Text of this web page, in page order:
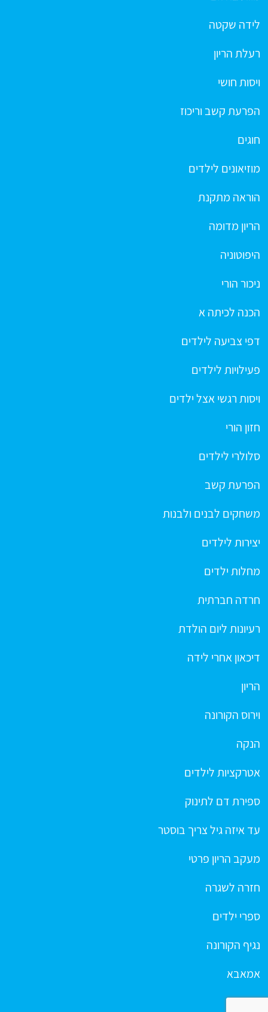
לידה שקטה
רעלת הריון
ויסות חושי
הפרעת קשב וריכוז
חוגים
מוזיאונים לילדים
הוראה מתקנת
הריון מדומה
היפוטוניה
ניכור הורי
הכנה לכיתה א
דפי צביעה לילדים
פעילויות לילדים
ויסות רגשי אצל ילדים
חזון הורי
סלולרי לילדים
הפרעת קשב
משחקים לבנים ולבנות
יצירות לילדים
מחלות ילדים
חרדה חברתית
רעיונות ליום הולדת
דיכאון אחרי לידה
הריון
וירוס הקורונה
הנקה
אטרקציות לילדים
ספירת דם לתינוק
עד איזה גיל צריך בוסטר
מעקב הריון פרטי
חזרה לשגרה
ספרי ילדים
נגיף הקורונה
אמאבא